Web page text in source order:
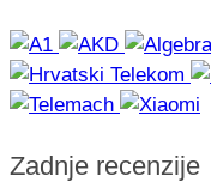
Zadnje recenzije